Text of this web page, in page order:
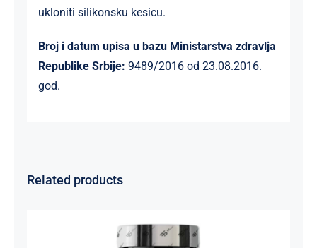
ukloniti silikonsku kesicu.
Broj i datum upisa u bazu Ministarstva zdravlja
Republike Srbije: 9489/2016 od 23.08.2016.
god.
Related products